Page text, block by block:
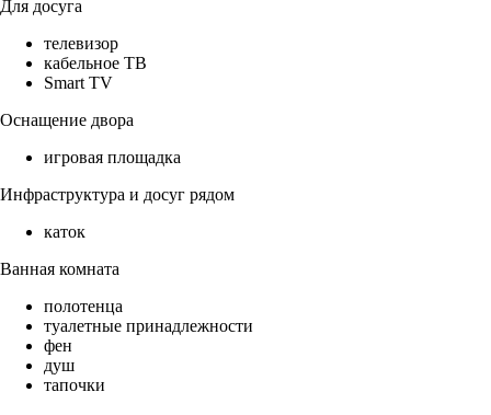
Для досуга
телевизор
кабельное ТВ
Smart TV
Оснащение двора
игровая площадка
Инфраструктура и досуг рядом
каток
Ванная комната
полотенца
туалетные принадлежности
фен
душ
тапочки